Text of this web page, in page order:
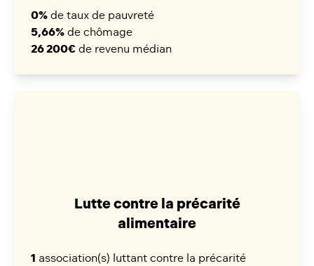
0% de taux de pauvreté
5,66% de chômage
26 200€ de revenu médian
Lutte contre la précarité
alimentaire
1 association(s) luttant contre la précarité